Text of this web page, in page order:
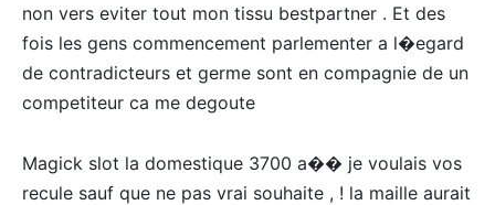
non vers eviter tout mon tissu bestpartner . Et des
fois les gens commencement parlementer a l�egard
de contradicteurs et germe sont en compagnie de un
competiteur ca me degoute
Magick slot la domestique 3700 a�� je voulais vos
recule sauf que ne pas vrai souhaite , ! la maille aurait